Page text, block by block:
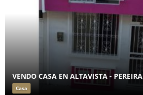
VENDO CASA EN ALTAVISTA - PEREIRA
Casa